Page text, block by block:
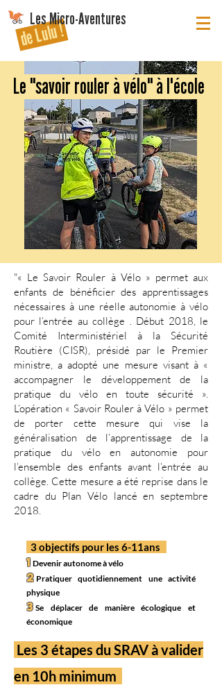
de Lulu !
Les Micro-Aventures
Le "savoir rouler à vélo" à l'école
"« Le Savoir Rouler à Vélo » permet aux
enfants de bénéficier des apprentissages
nécessaires à une réelle autonomie à vélo
pour l’entrée au collège . Début 2018, le
Comité Interministériel à la Sécurité
Routière (CISR), présidé par le Premier
ministre, a adopté une mesure visant à «
accompagner le développement de la
pratique du vélo en toute sécurité ».
L’opération « Savoir Rouler à Vélo » permet
de porter cette mesure qui vise la
généralisation de l’apprentissage de la
pratique du vélo en autonomie pour
l’ensemble des enfants avant l’entrée au
collège. Cette mesure a été reprise dans le
cadre du Plan Vélo lancé en septembre
2018.
3 objectifs pour les 6-11ans
1 Devenir autonome à vélo
2 Pratiquer quotidiennement une activité
physique
3 Se déplacer de manière écologique et
économique
Les 3 étapes du SRAV à valider
en 10h minimum